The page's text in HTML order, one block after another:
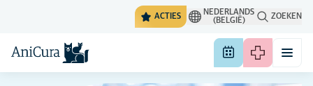
ACTIES
NEDERLANDS
(BELGIË)
ZOEKEN